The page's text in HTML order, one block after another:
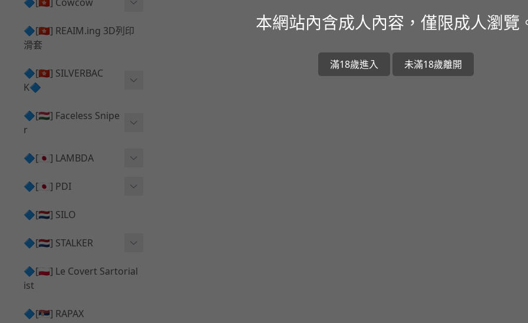
G＆G
Krytac
KWA
Tokyo Marui
PROWIN
MAXX
SILVERBACK SRS
TM Glock 系列
Action Army AAP01 系列
UMAREX VFC 系列
KWA⧸KSC系列
🔷[🇭🇰] REAIM.ing 3D列印
滑套
🔷[🇭🇰] SILVERBAC
K🔷
SRS ⧸ HTI 🟦 主體 ⧸ 彈匣
✅ 碳纖管 ⧸ 彈簧
TAC-41 👁️‍🗨️ 外觀 ⧸ 色彩
MDR-X 🟦 主體 ⧸ 彈匣
✅ 通用 ⧸ 精品
MDR-X 🔄 原廠 ⧸ 零件
🔷[🇭🇺] Faceless Snipe
r
Mk23 ⧸ SSX23
SRS ⧸ HTI ⧸ TAC-41
🔷[🇯🇵] LAMBDA
Lambda 05 GBB 精密內管
Lambda 03 AEG 精密內管
Lambda 05 AEG 精密內管
🔷[🇯🇵] PDI
01 精密內管
05 精密內管
08 精密內管
🔷[🇳🇱] SILO
🔷[🇳🇱] STALKER
Action Army AAP01 升級
套件
HOP膠皮 ⧸ 下壓塊
🔷[🇵🇱] Le Covert Sartorial
ist
🔷[🇷🇸] RAPAX
本網站內含成人內容，僅限成人瀏覽
滿18歲進入 未滿18歲離開